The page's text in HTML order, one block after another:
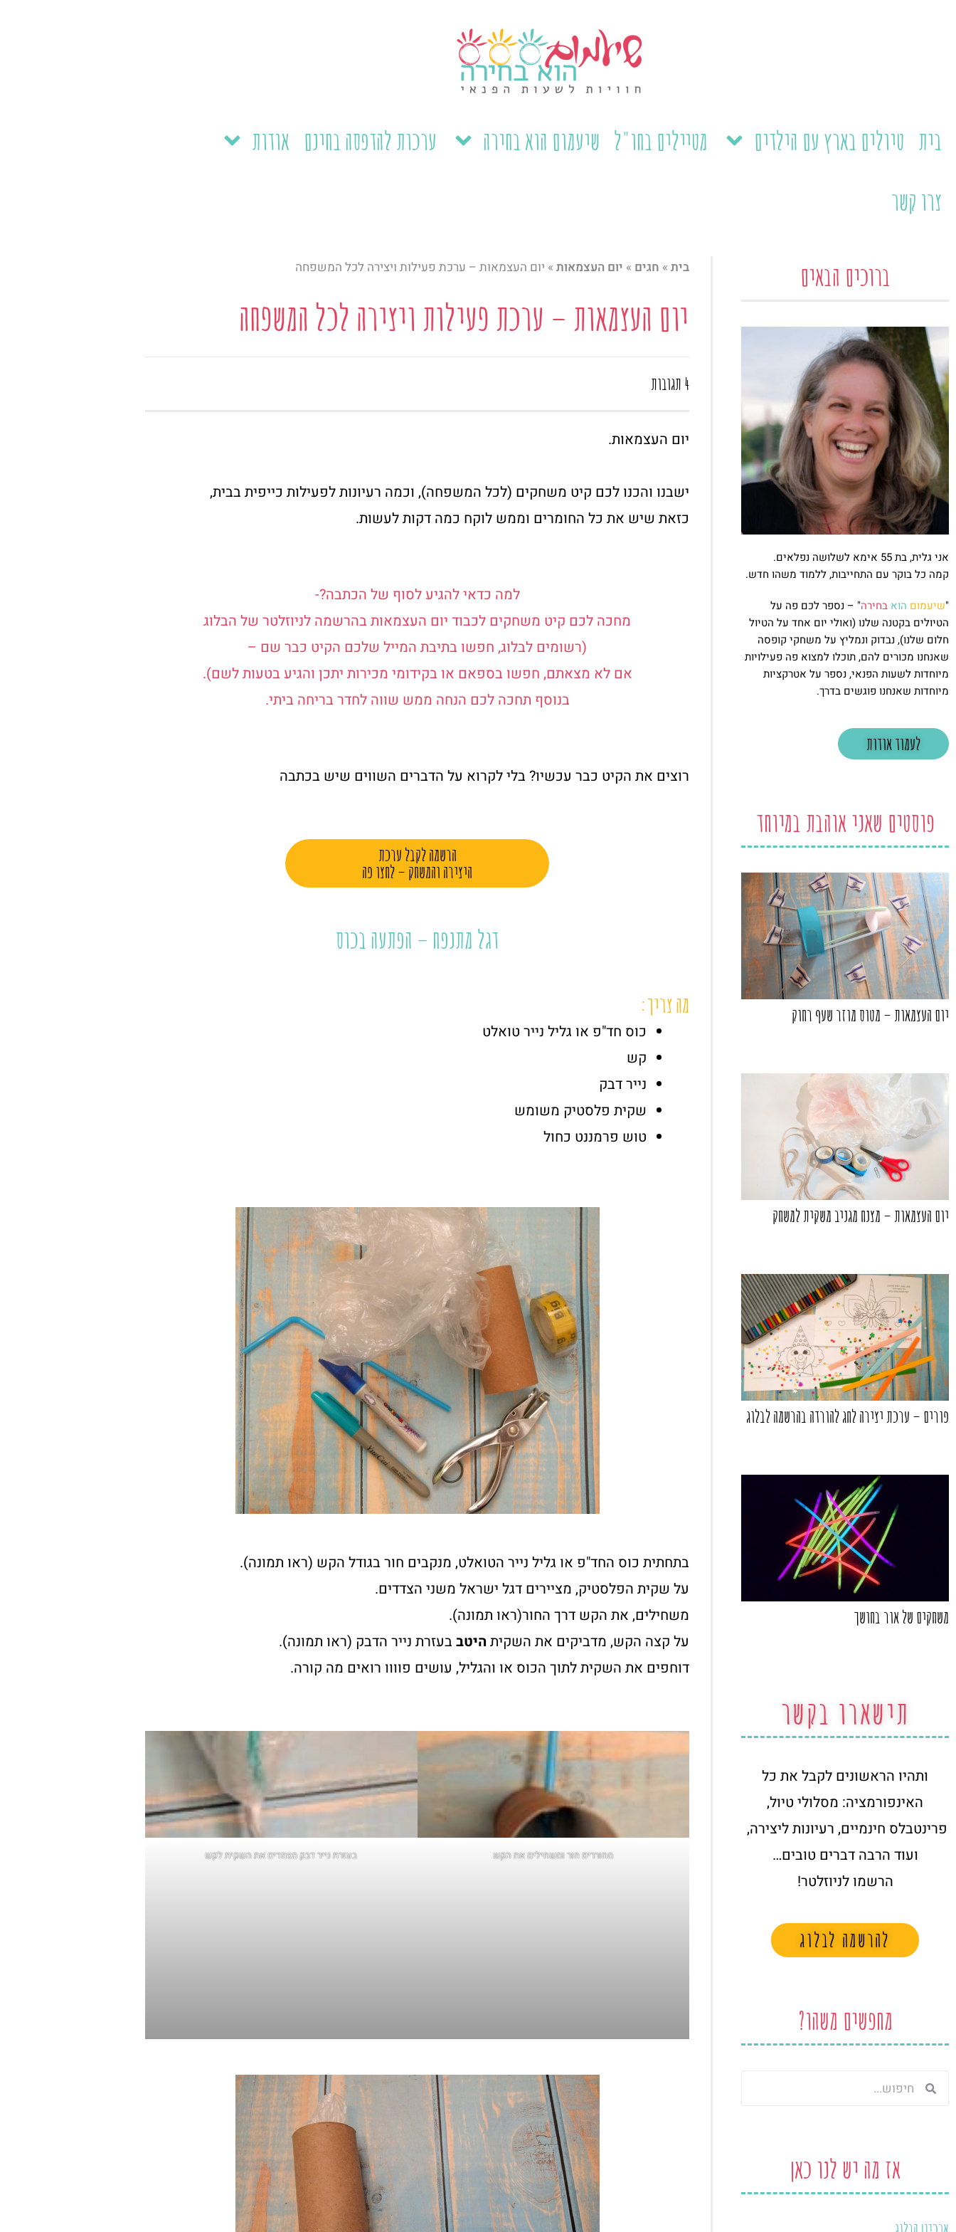
בית טיולים בארץ עם הילדים מטיילים בחו"ל שיעמום הוא בחירה ערכות להדפסה בחינם אודות
צרו קשר
ברוכים הבאים
אני גלית, בת 55 אימא לשלושה נפלאים.
קמה כל בוקר עם התחייבות, ללמוד משהו חדש.
"שיעמום הוא בחירה" – נספר לכם פה על
הטיולים בקטנה שלנו (ואולי יום אחד על הטיול
חלום שלנו), נבדוק ונמליץ על משחקי קופסה
שאנחנו מכורים להם, תוכלו למצוא פה פעילויות
מיוחדות לשעות הפנאי, נספר על אטרקציות
מיוחדות שאנחנו פוגשים בדרך.
לעמוד אודות
פוסטים שאני אוהבת במיוחד
יום העצמאות – מטוס מוזר שעף רחוק
יום העצמאות – מצנח מגניב משקית למשחק
פורים – ערכת יצירה לחג להורדה בהרשמה לבלוג
משחקים של אור בחושך
תישארו בקשר
ותהיו הראשונים לקבל את כל
האינפורמציה: מסלולי טיול,
פרינטבלס חינמיים, רעיונות ליצירה,
ועוד הרבה דברים טובים…
הרשמו לניוזלטר!
להרשמה לבלוג
מחפשים משהו?
חיפוש
אז מה יש לנו כאן
בית » חגים » יום העצמאות » יום העצמאות – ערכת פעילות ויצירה לכל המשפחה
יום העצמאות – ערכת פעילות ויצירה לכל המשפחה
4 תגובות
יום העצמאות.
ישבנו והכנו לכם קיט משחקים (לכל המשפחה), וכמה רעיונות לפעילות כייפית בבית,
כזאת שיש את כל החומרים וממש לוקח כמה דקות לעשות.
למה כדאי להגיע לסוף של הכתבה?-
מחכה לכם קיט משחקים לכבוד יום העצמאות בהרשמה לניוזלטר של הבלוג
(רשומים לבלוג, חפשו בתיבת המייל שלכם הקיט כבר שם –
אם לא מצאתם, חפשו בספאם או בקידומי מכירות יתכן והגיע בטעות לשם).
בנוסף תחכה לכם הנחה ממש שווה לחדר בריחה ביתי.
רוצים את הקיט כבר עכשיו? בלי לקרוא על הדברים השווים שיש בכתבה
הרשמה לקבל ערכת
היצירה והמשחק – לחצו פה
דגל מתנפח – הפתעה בכוס
מה צריך:
כוס חד"פ או גליל נייר טואלט
קש
נייר דבק
שקית פלסטיק משומש
טוש פרמננט כחול
בתחתית כוס החד"פ או גליל נייר הטואלט, מנקבים חור בגודל הקש (ראו תמונה).
על שקית הפלסטיק, מציירים דגל ישראל משני הצדדים.
משחילים, את הקש דרך החור(ראו תמונה).
על קצה הקש, מדביקים את השקיתהיטב בעזרת נייר הדבק (ראו תמונה).
דוחפים את השקית לתוך הכוס או והגליל, עושים פוווו רואים מה קורה.
מחוררים חור ומשחילים את הקש בעזרת נייר דבק מצמדים את השקית לקש